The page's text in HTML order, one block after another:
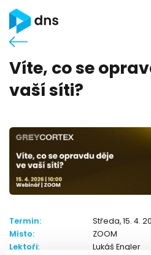
Víte, co se
vaší síti?
Termín: Středa, 15. 4.
Místo: ZOOM
Lektoři: Lukáš Engler